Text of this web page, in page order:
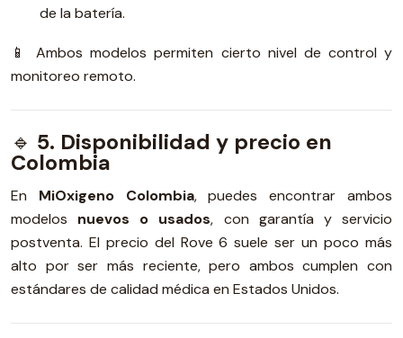
de la batería.
📱 Ambos modelos permiten cierto nivel de control y
monitoreo remoto.
🔹 5. Disponibilidad y precio en
Colombia
En MiOxigeno Colombia, puedes encontrar ambos
modelos nuevos o usados, con garantía y servicio
postventa. El precio del Rove 6 suele ser un poco más
alto por ser más reciente, pero ambos cumplen con
estándares de calidad médica en Estados Unidos.